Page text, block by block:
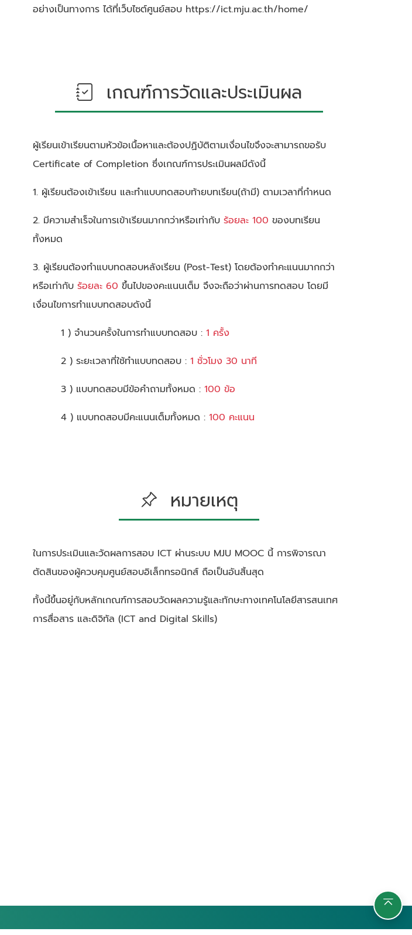
อย่างเป็นทางการ ได้ที่เว็บไซต์ศูนย์สอบ https://ict.mju.ac.th/home/
เกณฑ์การวัดและประเมินผล
ผู้เรียนเข้าเรียนตามหัวข้อเนื้อหาและต้องปฏิบัติตามเงื่อนไขจึงจะสามารถขอรับ
Certificate of Completion ซึ่งเกณฑ์การประเมินผลมีดังนี้
1. ผู้เรียนต้องเข้าเรียน และทำแบบทดสอบท้ายบทเรียน(ถ้ามี) ตามเวลาที่กำหนด
2. มีความสำเร็จในการเข้าเรียนมากกว่าหรือเท่ากับ ร้อยละ 100 ของบทเรียน
ทั้งหมด
3. ผู้เรียนต้องทำแบบทดสอบหลังเรียน (Post-Test) โดยต้องทำคะแนนมากกว่า
หรือเท่ากับ ร้อยละ 60 ขึ้นไปของคะแนนเต็ม จึงจะถือว่าผ่านการทดสอบ โดยมี
เงื่อนไขการทำแบบทดสอบดังนี้
1 ) จำนวนครั้งในการทำแบบทดสอบ : 1 ครั้ง
2 ) ระยะเวลาที่ใช้ทำแบบทดสอบ : 1 ชั่วโมง 30 นาที
3 ) แบบทดสอบมีข้อคำถามทั้งหมด : 100 ข้อ
4 ) แบบทดสอบมีคะแนนเต็มทั้งหมด : 100 คะแนน
หมายเหตุ
ในการประเมินและวัดผลการสอบ ICT ผ่านระบบ MJU MOOC นี้ การพิจารณา
ตัดสินของผู้ควบคุมศูนย์สอบอิเล็กทรอนิกส์ ถือเป็นอันสิ้นสุด
ทั้งนี้ขึ้นอยู่กับหลักเกณฑ์การสอบวัดผลความรู้และทักษะทางเทคโนโลยีสารสนเทศ
การสื่อสาร และดิจิทัล (ICT and Digital Skills)